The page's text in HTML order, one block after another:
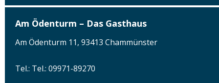
Am Ödenturm – Das Gasthaus
Am Ödenturm 11, 93413 Chammünster
Tel.: Tel.: 09971-89270